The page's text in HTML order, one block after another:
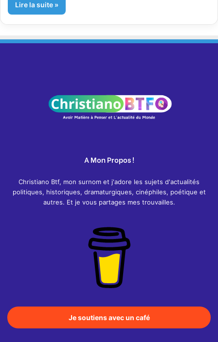
Lire la suite »
A Mon Propos !
Christiano Btf, mon surnom et j'adore les sujets d'actualités
politiques, historiques, dramaturgiques, cinéphiles, poétique et
autres. Et je vous partages mes trouvailles.
Je soutiens avec un café